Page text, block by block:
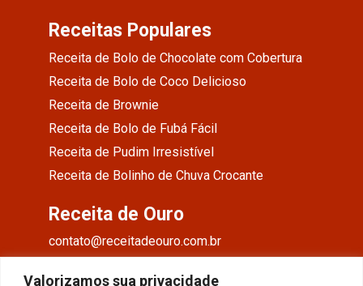
Valorizamos sua privacidade
Receitas Populares
Receita de Bolo de Chocolate com Cobertura
Receita de Bolo de Coco Delicioso
Receita de Brownie
Receita de Bolo de Fubá Fácil
Receita de Pudim Irresistível
Receita de Bolinho de Chuva Crocante
Receita de Ouro
contato@receitadeouro.com.br
Facebook